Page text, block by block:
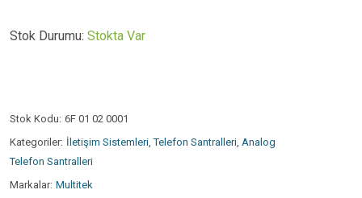
Stok Durumu: Stokta Var
Stok Kodu: 6F 01 02 0001
Kategoriler: İletişim Sistemleri,Telefon Santralleri, Analog
Telefon Santralleri
Markalar: Multitek